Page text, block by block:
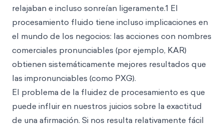
relajaban e incluso sonreían ligeramente.1 El
procesamiento fluido tiene incluso implicaciones en
el mundo de los negocios: las acciones con nombres
comerciales pronunciables (por ejemplo, KAR)
obtienen sistemáticamente mejores resultados que
las impronunciables (como PXG).
El problema de la fluidez de procesamiento es que
puede influir en nuestros juicios sobre la exactitud
de una afirmación. Si nos resulta relativamente fácil